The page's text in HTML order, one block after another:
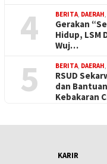
4 BERITA DAERAH
Gerakan
Hidup, LSM
Wuj…
5 BERITA DAERAH
RSUD
dan
Kebakaran
KARIR